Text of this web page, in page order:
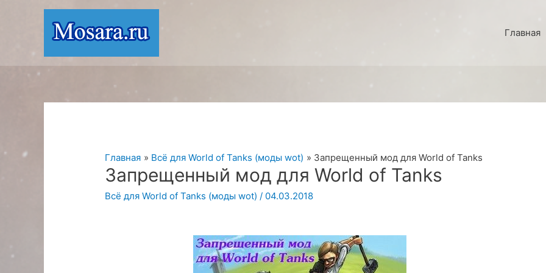
содержимому
Главная
Главная Всё для World of Tanks (моды wot) Запрещенный мод для World of Tanks
Запрещенный мод для World of Tanks
Всё для World of Tanks (моды wot) / 04.03.2018